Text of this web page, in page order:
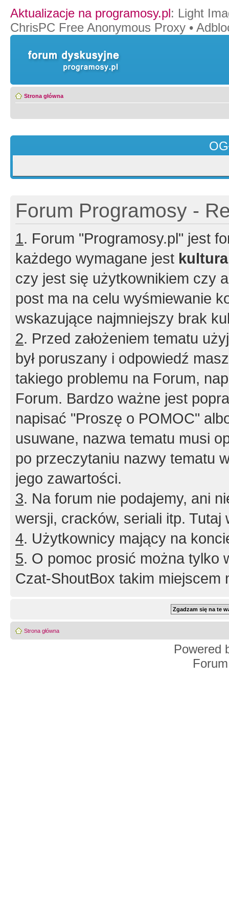
Aktualizacje na programosy.pl: Light
ChrisPC Free Anonymous Proxy •
Strona główna
Forum Programosy -
1. Forum "Programosy.pl" jest
każdego wymagane jest
czy jest się użytkownikiem czy
post ma na celu wyśmiewanie
wskazujące najmniejszy brak
2. Przed założeniem tematu
był poruszany i odpowiedź
takiego problemu na Forum,
Forum. Bardzo ważne jest
napisać "Proszę o POMOC"
usuwane, nazwa tematu musi
po przeczytaniu nazwy tematu
jego zawartości.
3. Na forum nie podajemy, ani
wersji, cracków, seriali itp. Tutaj
4. Użytkownicy mający na
5. O pomoc prosić można tylko
Czat-ShoutBox takim miejscem
Strona główna
Powered